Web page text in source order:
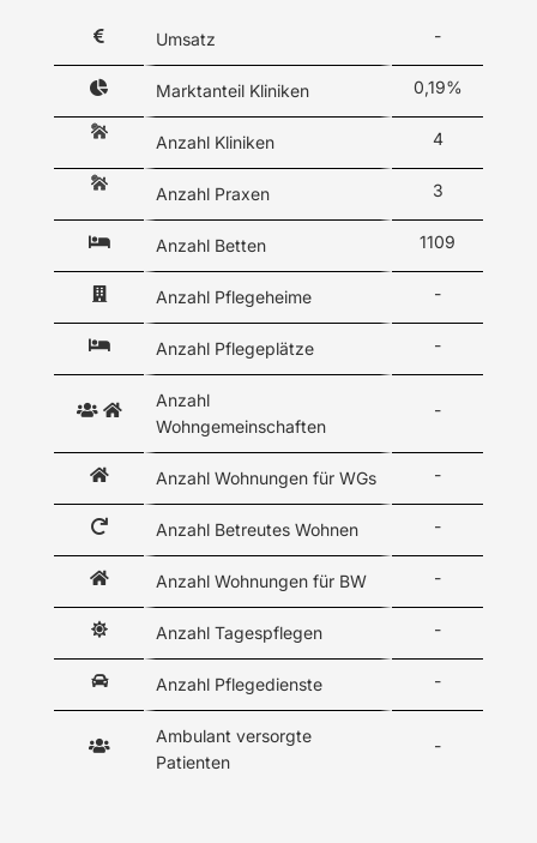
Umsatz -
Marktanteil Kliniken 0,19%
Anzahl Kliniken 4
Anzahl Praxen 3
Anzahl Betten 1109
Anzahl Pflegeheime -
Anzahl Pflegeplätze -
Anzahl
Wohngemeinschaften
-
Anzahl Wohnungen für WGs -
Anzahl Betreutes Wohnen -
Anzahl Wohnungen für BW -
Anzahl Tagespflegen -
Anzahl Pflegedienste -
Ambulant versorgte
Patienten
-